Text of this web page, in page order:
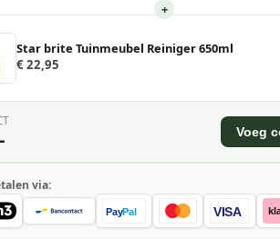
+
Star brite Tuinmeubel Reiniger 650ml
€ 22,95
Voeg
via:
PayPal VISA